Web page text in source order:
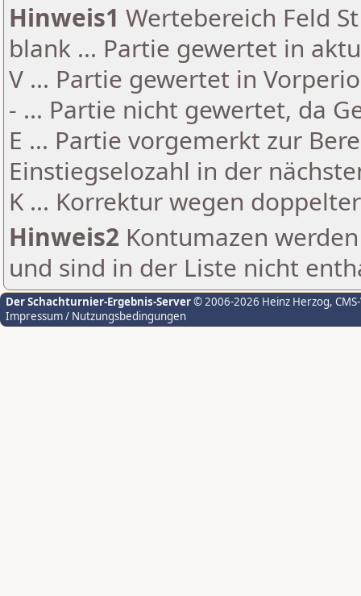
Hinweis1 Wertebereich Feld
blank ... Partie gewertet in
V ... Partie gewertet in
- ... Partie nicht gewertet, da
E ... Partie vorgemerkt zur
Einstiegselozahl in der
K ... Korrektur wegen
Hinweis2 Kontumazen
und sind in der Liste nicht
Der Schachturnier-Ergebnis-Server© 2006-2026 Heinz Herzog,
Impressum / Nutzungsbedingungen